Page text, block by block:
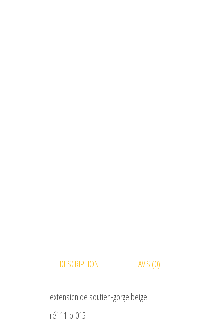
DESCRIPTION AVIS (0)
extension de soutien-gorge beige
réf 11-b-015